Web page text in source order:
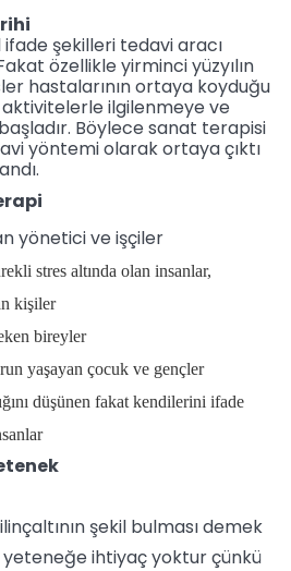
şekilleri tedavi aracı
özellikle yirminci yüzyılın
hastalarının ortaya koyduğu
aktivitelerle ilgilenmeye ve
Böylece sanat terapisi
yöntemi olarak ortaya çıktı
yönetici ve işçiler
stres altında olan insanlar,
kişiler
bireyler
yaşayan çocuk ve gençler
düşünen fakat kendilerini ifade
şekil bulması demek
ihtiyaç yoktur çünkü